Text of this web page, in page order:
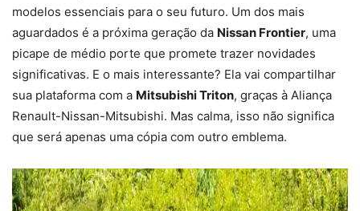
modelos essenciais para o seu futuro. Um dos mais
aguardados é a próxima geração da Nissan Frontier, uma
picape de médio porte que promete trazer novidades
significativas. E o mais interessante? Ela vai compartilhar
sua plataforma com a Mitsubishi Triton, graças à Aliança
Renault-Nissan-Mitsubishi. Mas calma, isso não significa
que será apenas uma cópia com outro emblema.